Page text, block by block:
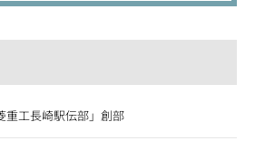
重工長崎駅伝部」創部